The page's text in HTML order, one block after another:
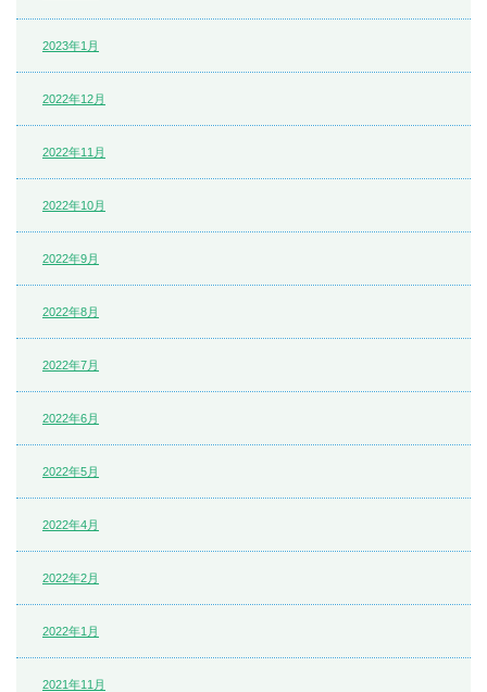
2023年1月
2022年12月
2022年11月
2022年10月
2022年9月
2022年8月
2022年7月
2022年6月
2022年5月
2022年4月
2022年2月
2022年1月
2021年11月